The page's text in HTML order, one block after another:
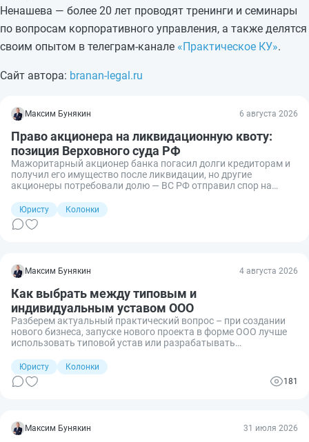
Ненашева — более 20 лет проводят тренинги и семинары
по вопросам корпоративного управления, а также делятся
своим опытом в телеграм-канале «Практическое КУ».
Сайт автора: branan-legal.ru
Максим Бунякин 6 августа 2026
Право акционера на ликвидационную квоту:
позиция Верховного суда РФ
Мажоритарный акционер банка погасил долги кредиторам и
получил его имущество после ликвидации, но другие
акционеры потребовали долю — ВС РФ отправил спор на
Юристу Колонки
Максим Бунякин 4 августа 2026
Как выбрать между типовым и
индивидуальным уставом ООО
Разберем актуальный практический вопрос – при создании
нового бизнеса, запуске нового проекта в форме ООО лучше
использовать типовой устав или разрабатывать
Юристу
Колонки
181
Максим Бунякин 31 июля 2026